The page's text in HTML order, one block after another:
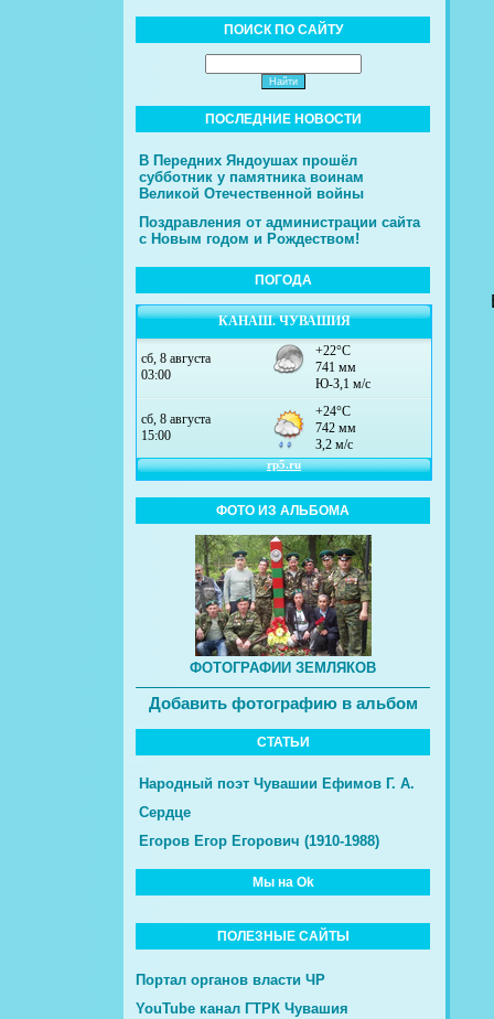
ПОИСК ПО САЙТУ
ПОСЛЕДНИЕ НОВОСТИ
В Передних Яндоушах прошёл
субботник у памятника воинам
Великой Отечественной войны
Поздравления от администрации сайта
с Новым годом и Рождеством!
ПОГОДА
КАНАШ. ЧУВАШИЯ
ФОТО ИЗ АЛЬБОМА
ФОТОГРАФИИ ЗЕМЛЯКОВ
Добавить фотографию в альбом
СТАТЬИ
Народный поэт Чувашии Ефимов Г. А.
Сердце
Егоров Егор Егорович (1910-1988)
Мы на Ok
ПОЛЕЗНЫЕ САЙТЫ
Портал органов власти ЧР
YouTube канал ГТРК Чувашия